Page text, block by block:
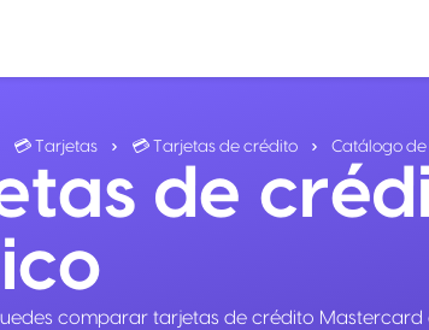
💳 Tarjetas 💳 Tarjetas de crédito Catálogo
de
comparar tarjetas de crédito